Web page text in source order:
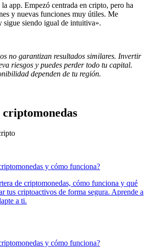
app. Empezó centrada en cripto, pero ha
y nuevas funciones muy útiles. Me
sigue siendo igual de intuitiva».
no garantizan resultados similares. Invertir
riesgos y puedes perder todo tu capital.
dependen de tu región.
y cómo funciona?
de criptomonedas, cómo funciona y qué
tus criptoactivos de forma segura. Aprende a
a ti.
y cómo funciona?